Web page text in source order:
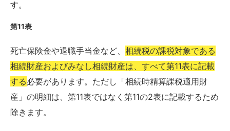
す。
第11表
死亡保険金や退職手当金など、 相続税の課税対象である
相続財産およびみなし相続財産は、すべて第11表に記載
する必要があります。ただし「相続時精算課税適用財
産」の明細は、第11表ではなく第11の2表に記載するため
除きます。